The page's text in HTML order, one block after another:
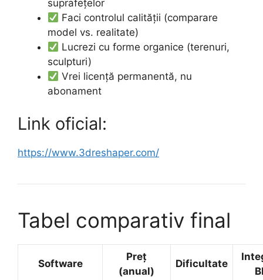
suprafețelor
Faci controlul calității (comparare
model vs. realitate)
Lucrezi cu forme organice (terenuri,
sculpturi)
Vrei licență permanentă, nu
abonament
Link oficial:
https://www.3dreshaper.com/
Tabel comparativ final
Software
Preț
(anual)
Dificultate